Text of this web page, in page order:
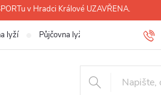
v Hradci Králové UZAVŘENA.
lyží Půjčovna lyží, lyžáků, běžek